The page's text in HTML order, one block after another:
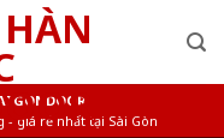
giá rẻ nhất tại Sài Gòn